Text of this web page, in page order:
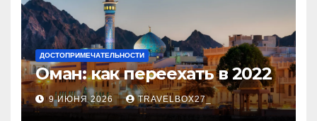
ДОСТОПРИМЕЧАТЕЛЬНОСТИ
Оман: как переехать в 2022
9 ИЮНЯ 2026 TRAVELBOX27_